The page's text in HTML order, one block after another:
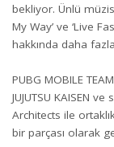
bekliyor. Ünlü
My Way’ ve ‘Live
hakkında daha
PUBG MOBILE
JUJUTSU KAISEN
Architects ile
bir parçası olarak